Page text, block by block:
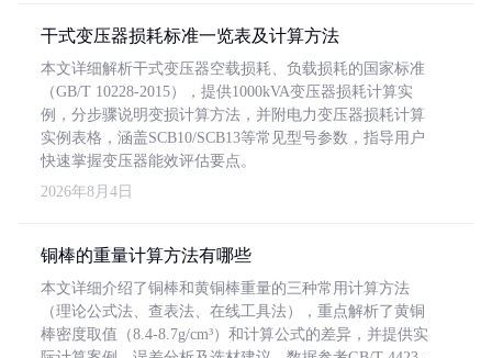
干式变压器损耗标准一览表及计算方法
本文详细解析干式变压器空载损耗、负载损耗的国家标准
（GB/T 10228-2015），提供1000kVA变压器损耗计算实
例，分步骤说明变损计算方法，并附电力变压器损耗计算
实例表格，涵盖SCB10/SCB13等常见型号参数，指导用户
快速掌握变压器能效评估要点。
2026年8月4日
铜棒的重量计算方法有哪些
本文详细介绍了铜棒和黄铜棒重量的三种常用计算方法
（理论公式法、查表法、在线工具法），重点解析了黄铜
棒密度取值（8.4-8.7g/cm³）和计算公式的差异，并提供实